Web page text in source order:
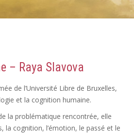
– Raya Slavova
de l’Université Libre de Bruxelles,
et la cognition humaine.
la problématique rencontrée, elle
la cognition, l’émotion, le passé et le